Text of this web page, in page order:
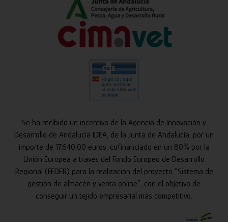
Se ha recibido un incentivo de la Agencia de Innovación y
Desarrollo de Andalucía IDEA, de la Junta de Andalucía, por un
importe de 17.640,00 euros, cofinanciado en un 80% por la
Unión Europea a través del Fondo Europeo de Desarrollo
Regional (FEDER) para la realización del proyecto “Sistema de
gestión de almacén y venta online”, con el objetivo de
conseguir un tejido empresarial más competitivo.